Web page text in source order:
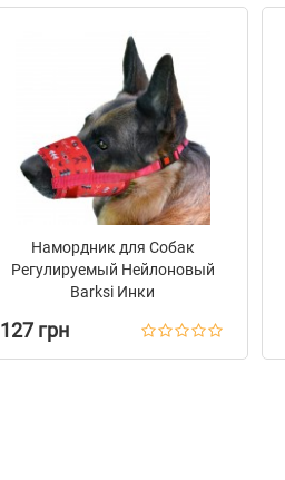
Намордник для Собак
Регулируемый Нейлоновый
Barksi Инки
127 грн